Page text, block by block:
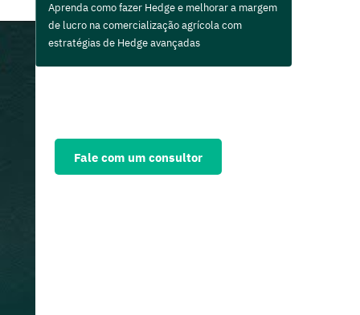
Aprenda como fazer Hedge e melhorar a margem
de lucro na comercialização agrícola com
estratégias de Hedge avançadas
Fale com um consultor